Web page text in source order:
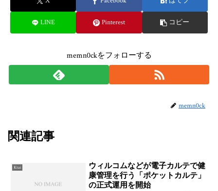
LINE Pinterest コピー
memn0ckをフォローする
memn0ck
関連記事
Ktai
ウィルコムなどが電子カルテで健
康管理を行う「ポケットカルテ」
の正式運用を開始